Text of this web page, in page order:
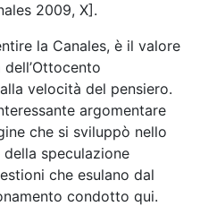
2009, X].
la Canales, è il valore
velocità del pensiero.
argomentare
che si sviluppò nello
speculazione
che esulano dal
condotto qui.